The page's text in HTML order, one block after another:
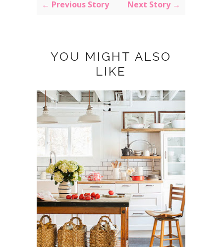
← Previous Story Next Story →
YOU MIGHT ALSO
LIKE